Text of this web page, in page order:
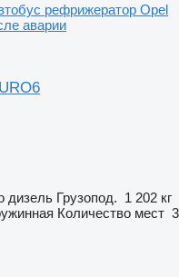
рефрижератор Opel
аварии
дизель Грузопод. 1 202 кг
Количество мест 3